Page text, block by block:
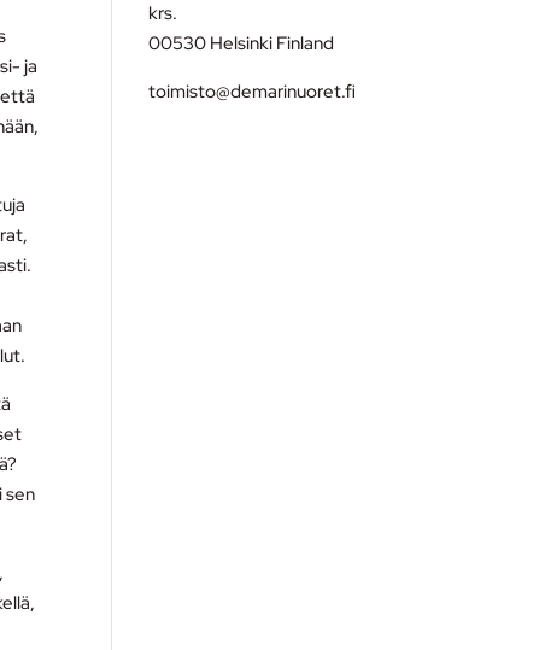
ja
sen
krs.
00530 Helsinki Finland
toimisto@demarinuoret.fi